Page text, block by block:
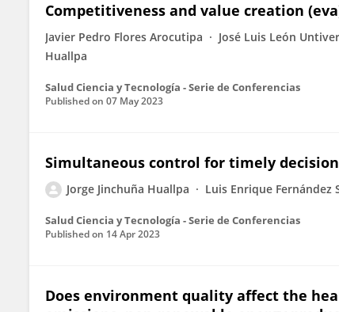
Competitiveness and value creation
Javier Pedro Flores Arocutipa José Luis León
Huallpa
Salud Ciencia y Tecnología - Serie de Conferencias
Published on 07 May 2023
Simultaneous control for timely
Jorge Jinchuña Huallpa Luis Enrique Fernández
Salud Ciencia y Tecnología - Serie de Conferencias
Published on 14 Apr 2023
Does environment quality affect the